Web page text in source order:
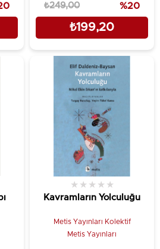
₺199,20
₺249,00 %20
Kavramların Yolculuğu
★ ★ ★ ★ ★
Metis Yayınları Kolektif
Metis Yayınları